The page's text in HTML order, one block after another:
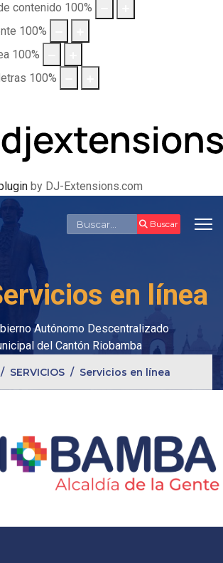
contenido 100%
100%
100%
100%
by DJ-Extensions.com
Buscar Buscar
en línea
Autónomo Descentralizado
del Cantón Riobamba
SERVICIOS Servicios en línea